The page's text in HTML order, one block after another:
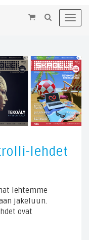
×
lehdet
lehtemme
jakeluun.
ovat